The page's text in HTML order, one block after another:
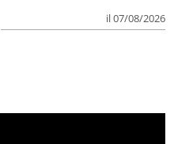
il 07/08/2026